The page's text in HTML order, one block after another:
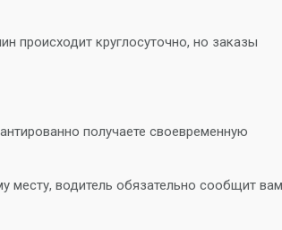
происходит круглосуточно, но заказы
получаете своевременную
месту, водитель обязательно сообщит вам